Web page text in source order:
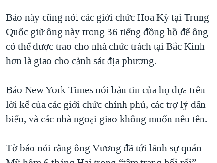
Báo này cũng nói các giới chức Hoa Kỳ tại Trung
Quốc giữ ông này trong 36 tiếng đồng hồ để ông
có thể được trao cho nhà chức trách tại Bắc Kinh
hơn là giao cho cảnh sát địa phương.
Báo New York Times nói bản tin của họ dựa trên
lời kể của các giới chức chính phủ, các trợ lý dân
biểu, và các nhà ngoại giao không muốn nêu tên.
Tờ báo nói rằng ông Vương đã tới lãnh sự quán